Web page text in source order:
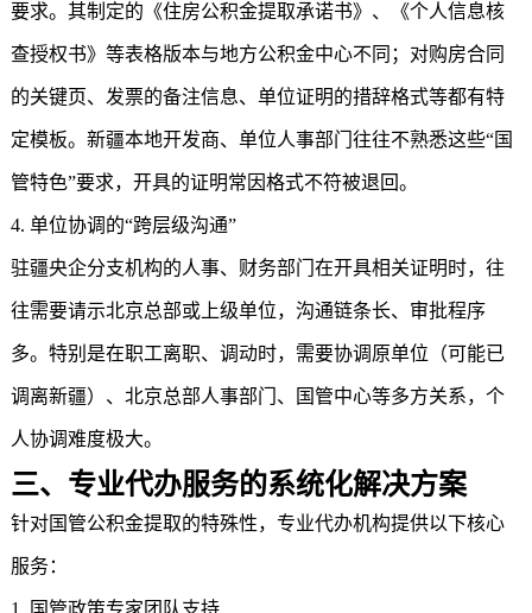
要求。其制定的《住房公积金提取承诺书》、《个人信息核
查授权书》等表格版本与地方公积金中心不同；对购房合同
的关键页、发票的备注信息、单位证明的措辞格式等都有特
定模板。新疆本地开发商、单位人事部门往往不熟悉这些“国
管特色”要求，开具的证明常因格式不符被退回。
4. 单位协调的“跨层级沟通”
驻疆央企分支机构的人事、财务部门在开具相关证明时，往
往需要请示北京总部或上级单位，沟通链条长、审批程序
多。特别是在职工离职、调动时，需要协调原单位（可能已
调离新疆）、北京总部人事部门、国管中心等多方关系，个
人协调难度极大。
三、专业代办服务的系统化解决方案
针对国管公积金提取的特殊性，专业代办机构提供以下核心
服务：
1. 国管政策专家团队支持